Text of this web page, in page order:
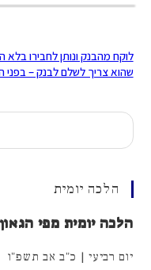
לוקח מהבנק ונותן לחבירו
שהוא צריך לשלם לבנק – בפני
חיפוש
הלכה יומית
הלכה יומית מפי
יום רביעי | כ"ב אב תשפ"ו